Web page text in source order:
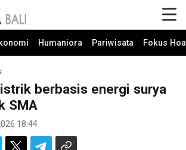
Humaniora Pariwisata Fokus
berbasis energi surya
SMA
18:44